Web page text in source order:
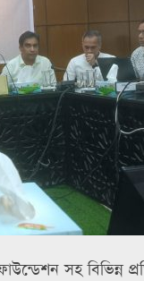
সহ বিভিন্ন